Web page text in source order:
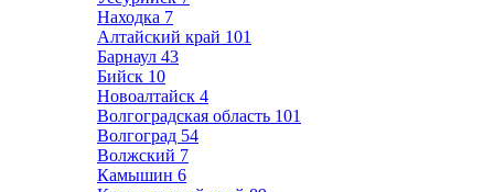
Находка 7
Алтайский край 101
Барнаул 43
Бийск 10
Новоалтайск 4
Волгоградская область 101
Волгоград 54
Волжский 7
Камышин 6